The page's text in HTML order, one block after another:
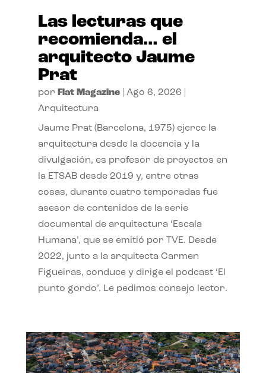
Las lecturas que
recomienda… el
arquitecto Jaume
Prat
por Flat Magazine| Ago 6, 2026
Arquitectura
Jaume Prat (Barcelona, 1975) ejerce la
arquitectura desde la docencia y la
divulgación, es profesor de proyectos en
la ETSAB desde 2019 y, entre otras
cosas, durante cuatro temporadas fue
asesor de contenidos de la serie
documental de arquitectura ‘Escala
Humana’, que se emitió por TVE. Desde
2022, junto a la arquitecta Carmen
Figueiras, conduce y dirige el podcast ‘El
punto gordo’. Le pedimos consejo lector.